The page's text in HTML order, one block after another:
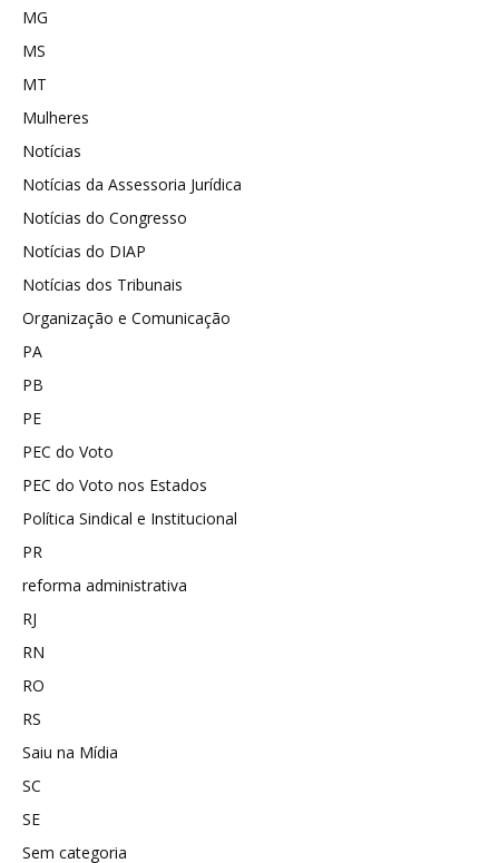
MG
MS
MT
Mulheres
Notícias
Notícias da Assessoria Jurídica
Notícias do Congresso
Notícias do DIAP
Notícias dos Tribunais
Organização e Comunicação
PA
PB
PE
PEC do Voto
PEC do Voto nos Estados
Política Sindical e Institucional
PR
reforma administrativa
RJ
RN
RO
RS
Saiu na Mídia
SC
SE
Sem categoria